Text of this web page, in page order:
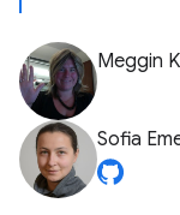
Meggin
Sofia